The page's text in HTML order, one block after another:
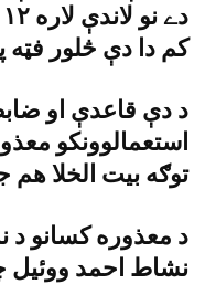
کم دا دې څلور فټه
د دې قاعدې او
استعمالوونکو
توګه بيت الخلا هم
د معذوره کسانو د
نشاط احمد ووئيل